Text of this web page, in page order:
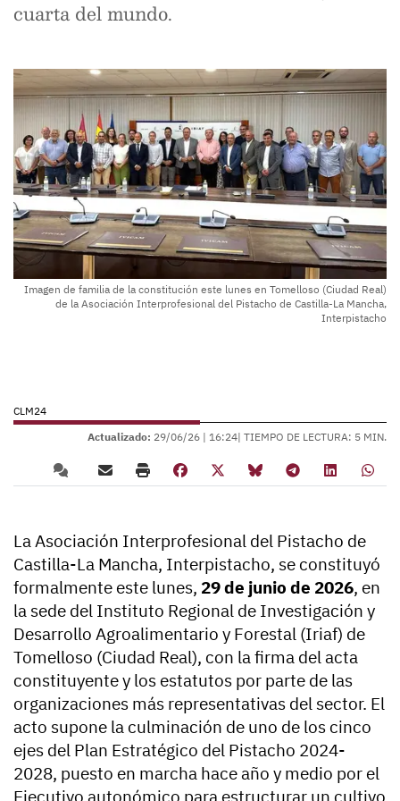
cuarta del mundo.
Imagen de familia de la constitución este lunes en Tomelloso (Ciudad Real)
de la Asociación Interprofesional del Pistacho de Castilla-La Mancha,
Interpistacho
CLM24
Actualizado: 29/06/26 | 16:24| TIEMPO DE LECTURA: 5 MIN.
La Asociación Interprofesional del Pistacho de
Castilla-La Mancha, Interpistacho, se constituyó
formalmente este lunes, 29 de junio de 2026, en
la sede del Instituto Regional de Investigación y
Desarrollo Agroalimentario y Forestal (Iriaf) de
Tomelloso (Ciudad Real), con la firma del acta
constituyente y los estatutos por parte de las
organizaciones más representativas del sector. El
acto supone la culminación de uno de los cinco
ejes del Plan Estratégico del Pistacho 2024-
2028, puesto en marcha hace año y medio por el
Ejecutivo autonómico para estructurar un cultivo